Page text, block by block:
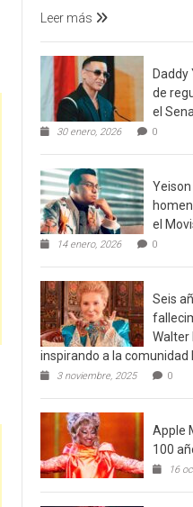
Leer más
Daddy
de
el
30 enero, 2026 0
el
14 enero, 2026 0
Seis
Walter
inspirando a la comunidad
3 noviembre, 2025 0
Apple
100
16